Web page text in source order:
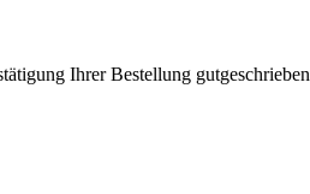
Ihrer Bestellung gutgeschrieben